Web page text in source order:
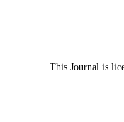
This Journal is